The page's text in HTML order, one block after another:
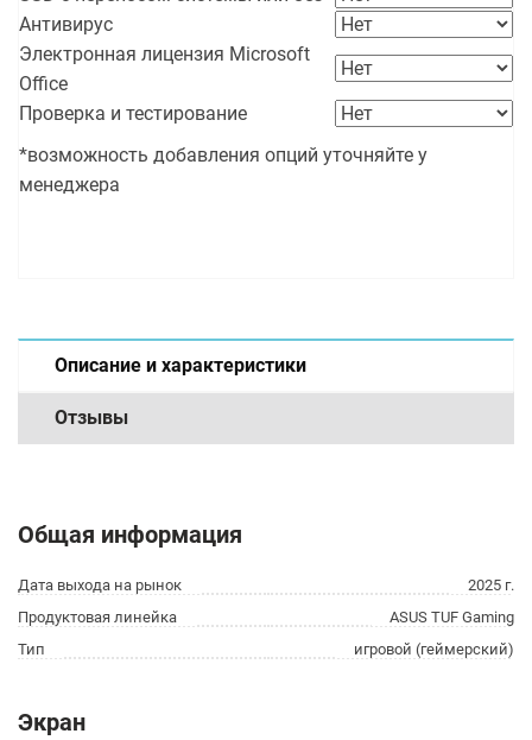
Антивирус
Электронная лицензия Microsoft
Office
Проверка и тестирование
*возможность добавления опций уточняйте у
менеджера
Описание и характеристики
Отзывы
Общая информация
Дата выхода на рынок
2025 г.
Продуктовая линейка
ASUS TUF Gaming
Тип
игровой (геймерский)
Экран